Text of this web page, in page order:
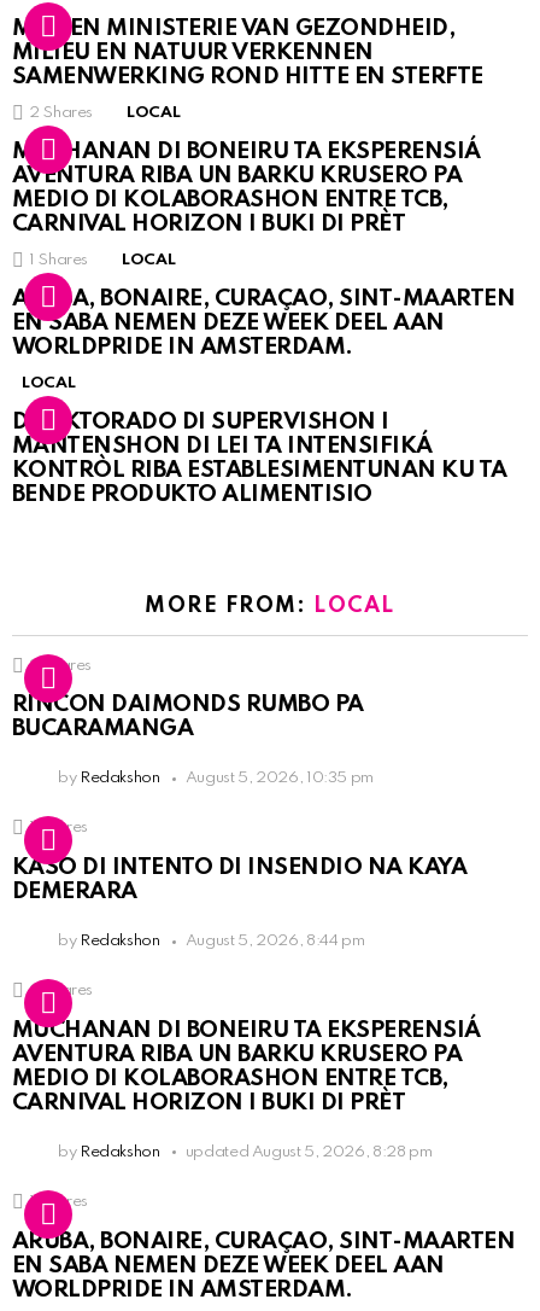
MDC EN MINISTERIE VAN GEZONDHEID,
MILIEU EN NATUUR VERKENNEN
SAMENWERKING ROND HITTE EN STERFTE
2 Shares LOCAL
MUCHANAN DI BONEIRU TA EKSPERENSIÁ
AVENTURA RIBA UN BARKU KRUSERO PA
MEDIO DI KOLABORASHON ENTRE TCB,
CARNIVAL HORIZON I BUKI DI PRÈT
1 Shares LOCAL
ARUBA, BONAIRE, CURAÇAO, SINT-MAARTEN
EN SABA NEMEN DEZE WEEK DEEL AAN
WORLDPRIDE IN AMSTERDAM.
LOCAL
DIREKTORADO DI SUPERVISHON I
MANTENSHON DI LEI TA INTENSIFIKÁ
KONTRÒL RIBA ESTABLESIMENTUNAN KU TA
BENDE PRODUKTO ALIMENTISIO
MORE FROM: LOCAL
3 Shares
RINCON DAIMONDS RUMBO PA
BUCARAMANGA
by Redakshon August 5, 2026, 10:35 pm
1 Shares
KASO DI INTENTO DI INSENDIO NA KAYA
DEMERARA
by Redakshon August 5, 2026, 8:44 pm
2 Shares
MUCHANAN DI BONEIRU TA EKSPERENSIÁ
AVENTURA RIBA UN BARKU KRUSERO PA
MEDIO DI KOLABORASHON ENTRE TCB,
CARNIVAL HORIZON I BUKI DI PRÈT
by Redakshon updated August 5, 2026, 8:28 pm
1 Shares
ARUBA, BONAIRE, CURAÇAO, SINT-MAARTEN
EN SABA NEMEN DEZE WEEK DEEL AAN
WORLDPRIDE IN AMSTERDAM.